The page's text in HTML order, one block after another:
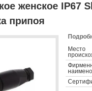
женское IP67
припоя
Место